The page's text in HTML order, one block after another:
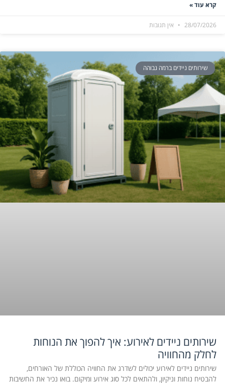
קרא עוד »
28/07/2026 אין תגובות
שירותים ניידים ברמה גבוהה
שירותים ניידים לאירוע: איך להפוך את הנוחות
לחלק מהחוויה
שירותים ניידים לאירוע יכולים לשדרג את החוויה הכוללת של האורחים,
להבטיח נוחות וניקיון, ולהתאים לכל סוג אירוע ומיקום. בואו נכיר את החשיבות